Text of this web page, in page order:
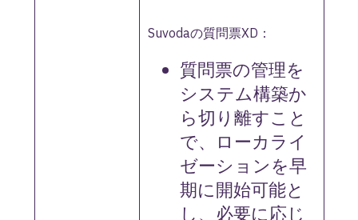
Suvodaの質問票XD：
質問票の管理を
システム構築か
ら切り離すこと
で、ローカライ
ゼーションを早
期に開始可能と
し、必要に応じ